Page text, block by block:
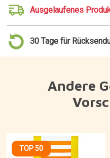
Ausgelaufenes
30 Tage für
Andere
TOP 50